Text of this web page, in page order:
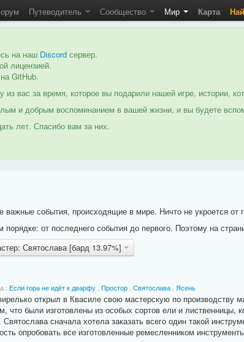
Путеводитель Сообщество Мир Карта
на наш Discord сервер.
лицензией.
GitHub.
вас за время, которое вы подарили нашей игре, истории,
и добрым воспоминанием в вашей жизни, и вы будете
лет. Спасибо вам за них.
важные события, происходящие в мире. Ничто не укроется от
порядке: от последнего события до первого. Поэтому на
Святослава [бард 13.97%]
: Если гора не идёт к дварфу, Простор, Святослава, Ясень
открыл в Квасиле свою мастерскую по производству
что были изготовлены из особых сортов ели и лиственницы,
сначала хотела заказать всего один такой
опробовать все изготовленные ремесленником